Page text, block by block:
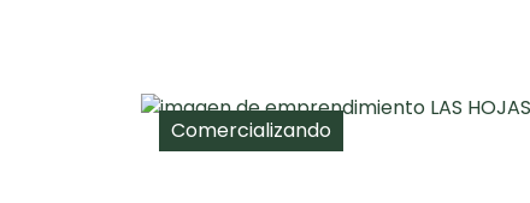
Comercializando